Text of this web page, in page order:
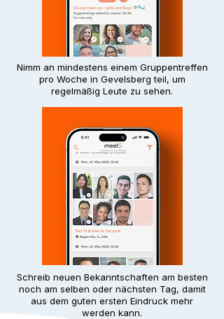
Nimm an mindestens einem Gruppentreffen
pro Woche in Gevelsberg teil, um
regelmäßig Leute zu sehen.
Schreib neuen Bekanntschaften am besten
noch am selben oder nächsten Tag, damit
aus dem guten ersten Eindruck mehr
werden kann.